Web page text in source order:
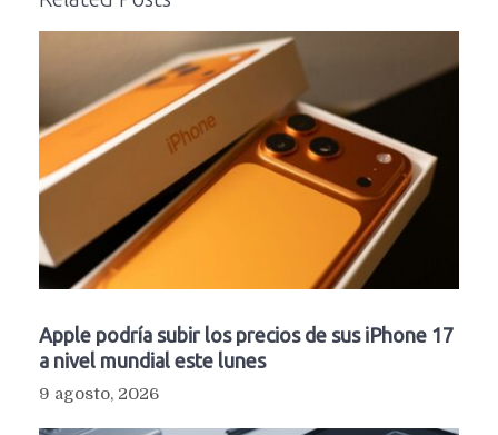
Apple podría subir los precios de sus iPhone 17
a nivel mundial este lunes
9 agosto, 2026